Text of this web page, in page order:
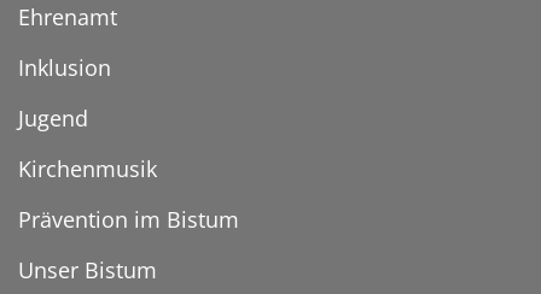
Ehrenamt
Inklusion
Jugend
Kirchenmusik
Prävention im Bistum
Unser Bistum